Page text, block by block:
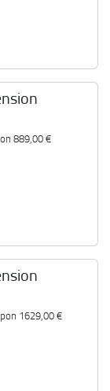
889,00 €
1629,00 €